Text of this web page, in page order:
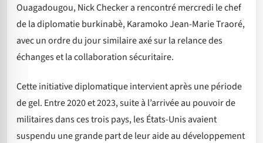
Ouagadougou, Nick Checker a rencontré mercredi le chef
de la diplomatie burkinabè, Karamoko Jean-Marie Traoré,
avec un ordre du jour similaire axé sur la relance des
échanges et la collaboration sécuritaire.
Cette initiative diplomatique intervient après une période
de gel. Entre 2020 et 2023, suite à l’arrivée au pouvoir de
militaires dans ces trois pays, les États-Unis avaient
suspendu une grande part de leur aide au développement